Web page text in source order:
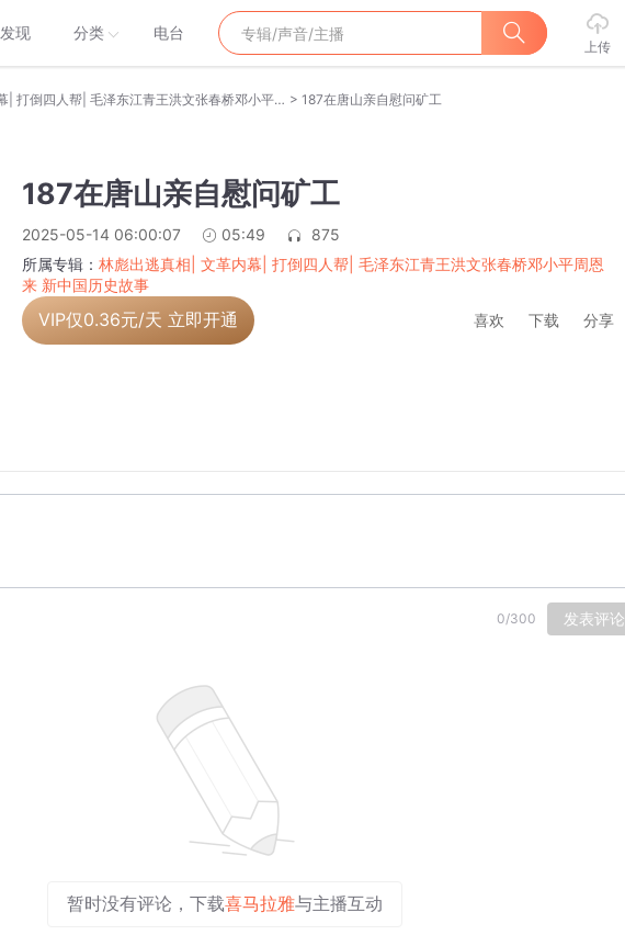
发现 分类 电台
上传
林彪出逃真相| 文革内幕| 打倒四人帮| 毛泽东江青王洪文张春桥邓小平周恩来 新中国历史故事 > 187在唐山亲自慰问矿工
187在唐山亲自慰问矿工
2025-05-14 06:00:07 05:49
875
所属专辑： 林彪出逃真相| 文革内幕| 打倒四人帮| 毛泽东江青王洪文张春桥邓小平周恩
来 新中国历史故事
VIP仅0.36元/天 立即开通 喜欢 下载 分享
0/300 发表评论
暂时没有评论，下载喜马拉雅与主播互动